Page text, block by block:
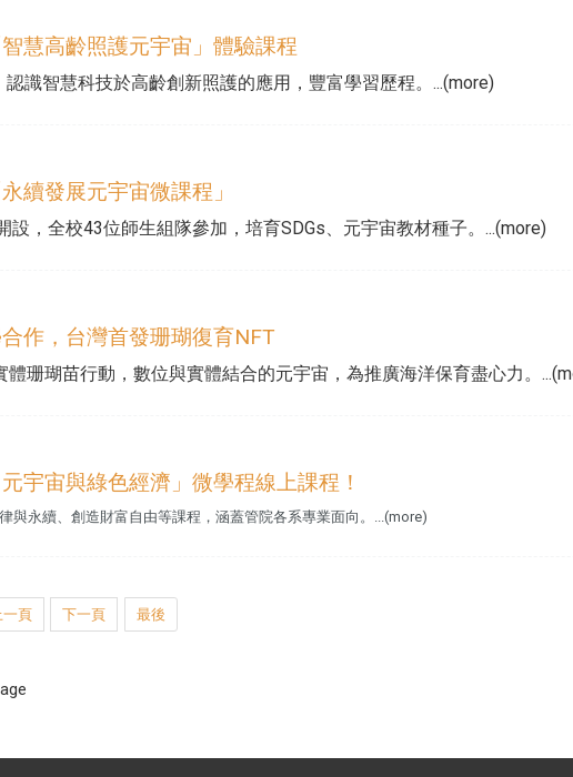
慧高齡照護元宇宙」體驗課程
識智慧科技於高齡創新照護的應用，豐富學習歷程。...(more)
續發展元宇宙微課程」
，全校43位師生組隊參加，培育SDGs、元宇宙教材種子。...(more)
作，台灣首發珊瑚復育NFT
珊瑚苗行動，數位與實體結合的元宇宙，為推廣海洋保育盡心力。
宇宙與綠色經濟」微學程線上課程！
與永續、創造財富自由等課程，涵蓋管院各系專業面向。...(more)
一頁 下一頁 最後